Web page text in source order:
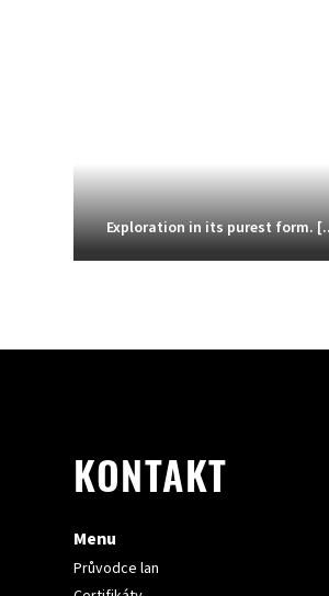
Exploration in its purest form.
KONTAKT
Menu
Průvodce lan